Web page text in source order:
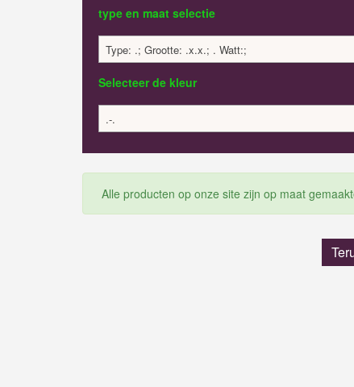
type en maat selectie
Type: .; Grootte: .x.x.; . Watt:;
Selecteer de kleur
.-.
Alle producten op onze site zijn op maat